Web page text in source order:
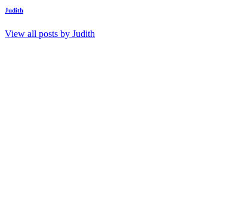
Judith
View all posts by Judith